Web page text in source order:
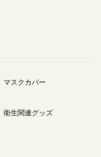
マスクカバー
衛生関連グッズ